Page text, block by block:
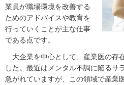
業員が職場環境を改善する
ためのアドバイスや教育を
行っていくことが主な仕事
である点です。
大企業を中心として、産業医の存
した。最近はメンタル不調に陥るサ
急がれていますが、この領域で産業